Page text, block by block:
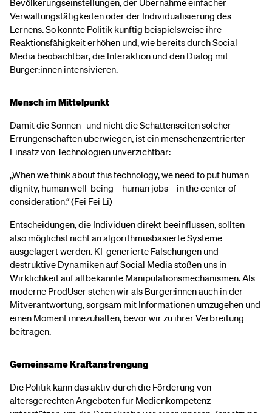
Bevölkerungseinstellungen, der Übernahme einfacher
Verwaltungstätigkeiten oder der Individualisierung des
Lernens. So könnte Politik künftig beispielsweise ihre
Reaktionsfähigkeit erhöhen und, wie bereits durch Social
Media beobachtbar, die Interaktion und den Dialog mit
Bürger:innen intensivieren.
Mensch im Mittelpunkt
Damit die Sonnen- und nicht die Schattenseiten solcher
Errungenschaften überwiegen, ist ein menschenzentrierter
Einsatz von Technologien unverzichtbar:
„When we think about this technology, we need to put human
dignity, human well-being – human jobs – in the center of
consideration.“ (Fei Fei Li)
Entscheidungen, die Individuen direkt beeinflussen, sollten
also möglichst nicht an algorithmusbasierte Systeme
ausgelagert werden. KI-generierte Fälschungen und
destruktive Dynamiken auf Social Media stoßen uns in
Wirklichkeit auf altbekannte Manipulationsmechanismen. Als
moderne ProdUser stehen wir als Bürger:innen auch in der
Mitverantwortung, sorgsam mit Informationen umzugehen und
einen Moment innezuhalten, bevor wir zu ihrer Verbreitung
beitragen.
Gemeinsame Kraftanstrengung
Die Politik kann das aktiv durch die Förderung von
altersgerechten Angeboten für Medienkompetenz